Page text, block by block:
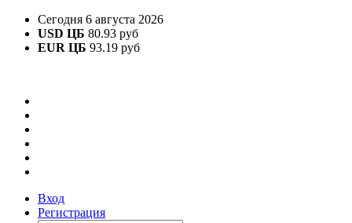
Сегодня 6 августа 2026
USD ЦБ 80.93 руб
EUR ЦБ 93.19 руб
Вход
Регистрация